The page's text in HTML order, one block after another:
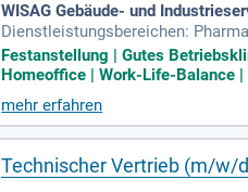
WISAG Gebäude- und
Dienstleistungsbereichen:
t; Organisationstalent,
Festanstellung | Gutes
Homeoffice | Work-Life-Balance
mehr erfahren
Technischer Vertrieb (m/w/